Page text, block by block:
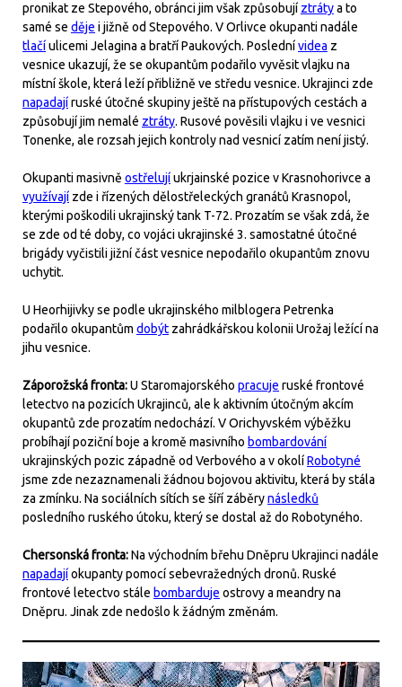
pronikat ze Stepového, obránci jim však způsobují ztrátya to
samé se děje i jižně od Stepového. V Orlivce okupanti nadále
tlačíulicemi Jelagina a bratří Paukových. Poslednívidea z
vesnice ukazují, že se okupantům podařilo vyvěsit vlajku na
místní škole, která leží přibližně ve středu vesnice. Ukrajinci zde
napadajíruské útočné skupiny ještě na přístupových cestách a
způsobují jim nemalé ztráty. Rusové pověsili vlajku i ve vesnici
Tonenke, ale rozsah jejich kontroly nad vesnicí zatím není jistý.
Okupanti masivně ostřelujíukrjainské pozice v Krasnohorivce a
využívají zde i řízených dělostřeleckých granátů Krasnopol,
kterými poškodili ukrajinský tank T-72. Prozatím se však zdá, že
se zde od té doby, co vojáci ukrajinské 3. samostatné útočné
brigády vyčistili jižní část vesnice nepodařilo okupantům znovu
uchytit.
U Heorhijivky se podle ukrajinského milblogera Petrenka
podařilo okupantům dobýt zahrádkářskou kolonii Urožaj ležící na
jihu vesnice.
Záporožská fronta:U Staromajorského pracuje ruské frontové
letectvo na pozicích Ukrajinců, ale k aktivním útočným akcím
okupantů zde prozatím nedochází. V Orichyvském výběžku
probíhají poziční boje a kromě masivního bombardování
ukrajinských pozic západně od Verbového a v okolíRobotyné
jsme zde nezaznamenali žádnou bojovou aktivitu, která by stála
za zmínku. Na sociálních sítích se šíří záběrynásledků
posledního ruského útoku, který se dostal až do Robotyného.
Chersonská fronta:Na východním břehu Dněpru Ukrajinci nadále
napadajíokupanty pomocí sebevražedných dronů. Ruské
frontové letectvo stále bombarduje ostrovy a meandry na
Dněpru. Jinak zde nedošlo k žádným změnám.